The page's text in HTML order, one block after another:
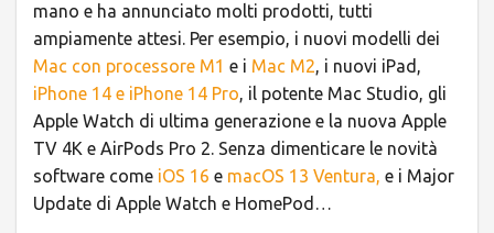
mano e ha annunciato molti prodotti, tutti
ampiamente attesi. Per esempio, i nuovi modelli dei
Mac con processore M1 e i Mac M2 , i nuovi iPad,
iPhone 14 e iPhone 14 Pro , il potente Mac Studio, gli
Apple Watch di ultima generazione e la nuova Apple
TV 4K e AirPods Pro 2. Senza dimenticare le novità
software come iOS 16 e macOS 13 Ventura, e i Major
Update di Apple Watch e HomePod…